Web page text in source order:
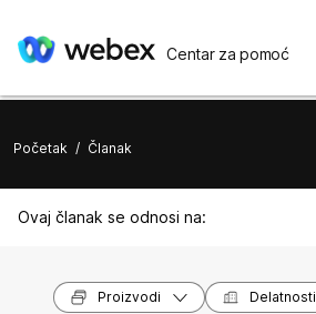
Centar za pomoć
Početak / Članak
Ovaj članak se odnosi na:
Proizvodi Delatnosti